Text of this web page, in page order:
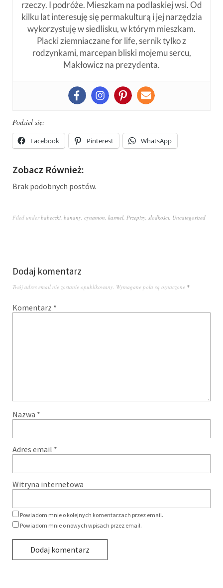
rzeczy. I podróże. Mieszkam na podlaskiej wsi. Od
kilku lat interesuję się permakulturą i jej narzędzia
wykorzystuję w siedlisku, w którym mieszkam.
Placki ziemniaczane for life, sernik tylko z
rodzynkami, marcepan bliski mojemu sercu,
Makłowicz na prezydenta.
Podziel się:
Facebook Pinterest WhatsApp
Zobacz Również:
Brak podobnych postów.
Filed underbabeczki banany cynamon karmel Przepisy słodkości Uncategorized
Dodaj komentarz
Twój adres email nie zostanie opublikowany. Wymagane pola są oznaczone *
Komentarz *
Nazwa *
Adres email *
Witryna internetowa
Powiadom mnie o kolejnych komentarzach przez email.
Powiadom mnie o nowych wpisach przez email.